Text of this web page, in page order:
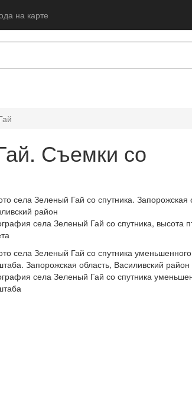
на карте
Съемки со
села Зеленый Гай со спутника, высота
села Зеленый Гай со спутника